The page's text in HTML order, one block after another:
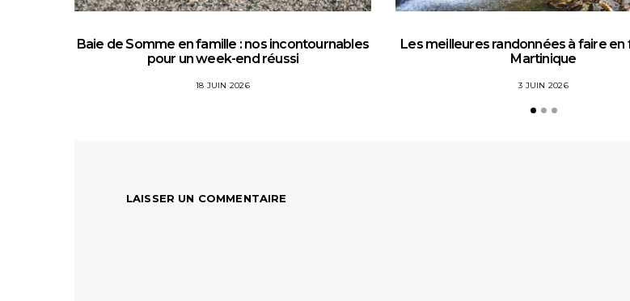
Baie de Somme en famille : nos incontournables
pour un week-end réussi
18 JUIN 2026
Les meilleures randonnées à faire en
Martinique
3 JUIN 2026
LAISSER UN COMMENTAIRE